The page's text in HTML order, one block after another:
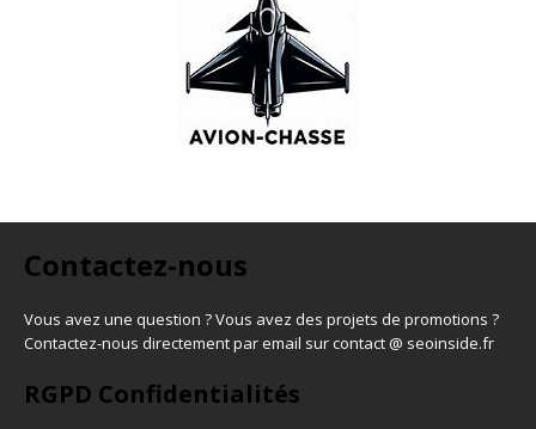
Contactez-nous
Vous avez une question ? Vous avez des projets de promotions ?
Contactez-nous directement par email sur contact @ seoinside.fr
RGPD Confidentialités